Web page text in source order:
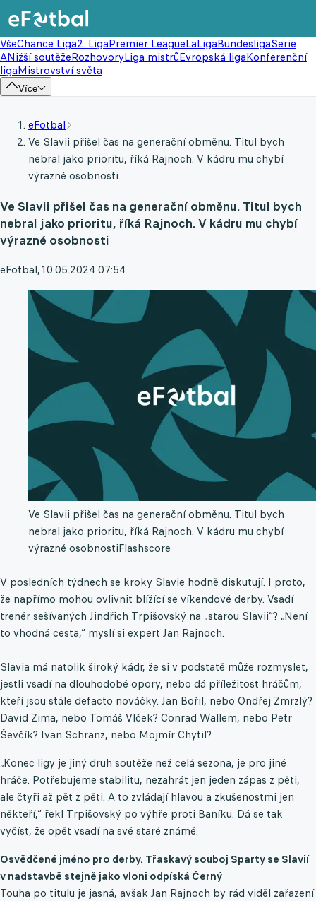
VšeChance Liga2. LigaPremier LeagueLaLigaBundesligaSerie
ANižší soutěžeRozhovoryLiga mistrůEvropská ligaKonferenční
ligaMistrovství světa
Více
eFotbal
Ve Slavii přišel čas na generační obměnu. Titul bych
nebral jako prioritu, říká Rajnoch. V kádru mu chybí
výrazné osobnosti
Ve Slavii přišel čas na generační obměnu. Titul bych
nebral jako prioritu, říká Rajnoch. V kádru mu chybí
výrazné osobnosti
eFotbal,10.05.2024 07:54
Ve Slavii přišel čas na generační obměnu. Titul bych
nebral jako prioritu, říká Rajnoch. V kádru mu chybí
výrazné osobnostiFlashscore
V posledních týdnech se kroky Slavie hodně diskutují. I proto,
že napřímo mohou ovlivnit blížící se víkendové derby. Vsadí
trenér sešívaných Jindřich Trpišovský na „starou Slavii“? „Není
to vhodná cesta,“ myslí si expert Jan Rajnoch.
Slavia má natolik široký kádr, že si v podstatě může rozmyslet,
jestli vsadí na dlouhodobé opory, nebo dá příležitost hráčům,
kteří jsou stále defacto nováčky. Jan Bořil, nebo Ondřej Zmrzlý?
David Zima, nebo Tomáš Vlček? Conrad Wallem, nebo Petr
Ševčík? Ivan Schranz, nebo Mojmír Chytil?
„Konec ligy je jiný druh soutěže než celá sezona, je pro jiné
hráče. Potřebujeme stabilitu, nezahrát jen jeden zápas z pěti,
ale čtyři až pět z pěti. A to zvládají hlavou a zkušenostmi jen
někteří,“ řekl Trpišovský po výhře proti Baníku. Dá se tak
vyčíst, že opět vsadí na své staré známé.
Osvědčené jméno pro derby. Třaskavý souboj Sparty se Slavií
v nadstavbě stejně jako vloni odpíská Černý
Touha po titulu je jasná, avšak Jan Rajnoch by rád viděl zařazení